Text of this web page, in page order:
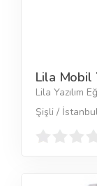
Lila Mobil
Lila Yazılım
Şişli /